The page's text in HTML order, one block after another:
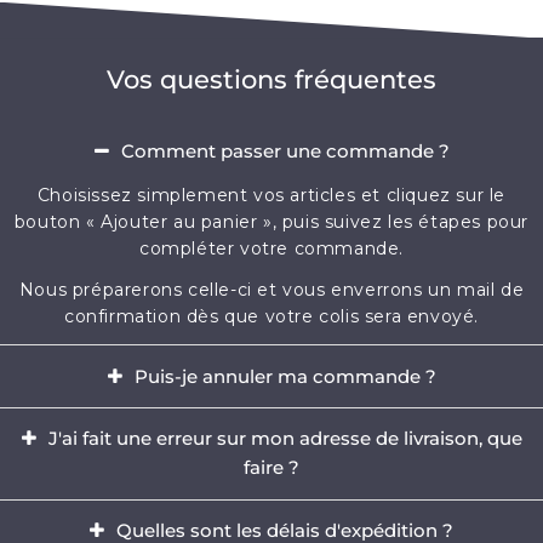
Vos questions fréquentes
Comment passer une commande ?
Choisissez simplement vos articles et cliquez sur le
bouton « Ajouter au panier », puis suivez les étapes pour
compléter votre commande.
Nous préparerons celle-ci et vous enverrons un mail de
confirmation dès que votre colis sera envoyé.
Puis-je annuler ma commande ?
l'heure qui suit votre achat.
J'ai fait une erreur sur mon adresse de livraison, que
faire ?
Quelles sont les délais d'expédition ?